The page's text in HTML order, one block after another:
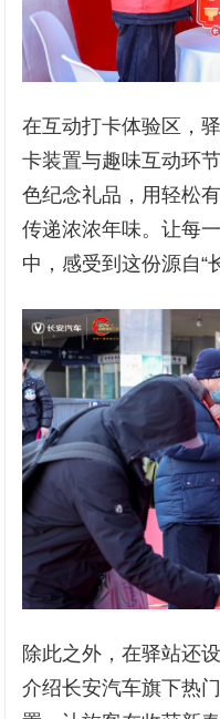
在互动打卡体验区，
卡装置与趣味互动环
色纪念礼品，用轻松
传递浓浓年味。让每
中，感受到这份源自“
除此之外，在驿站还
介绍长安汽车旗下热